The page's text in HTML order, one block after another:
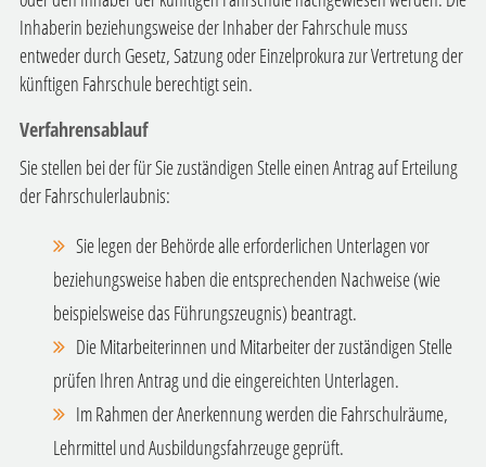
Inhaberin beziehungsweise der Inhaber der Fahrschule muss
entweder durch Gesetz, Satzung oder Einzelprokura zur Vertretung der
künftigen Fahrschule berechtigt sein.
Verfahrensablauf
Sie stellen bei der für Sie zuständigen Stelle einen Antrag auf Erteilung
der Fahrschulerlaubnis:
Sie legen der Behörde alle erforderlichen Unterlagen vor
beziehungsweise haben die entsprechenden Nachweise (wie
beispielsweise das Führungszeugnis) beantragt.
Die Mitarbeiterinnen und Mitarbeiter der zuständigen Stelle
prüfen Ihren Antrag und die eingereichten Unterlagen.
Im Rahmen der Anerkennung werden die Fahrschulräume,
Lehrmittel und Ausbildungsfahrzeuge geprüft.